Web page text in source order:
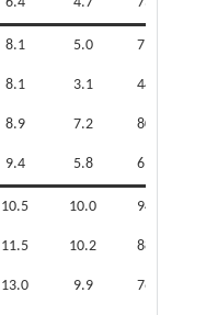
8.1 5.0 71.4
8.1 3.1 44.3
8.9 7.2 80.9
9.4 5.8 61.7
10.5 10.0 94.8
11.5 10.2 88.7
13.0 9.9 76.4